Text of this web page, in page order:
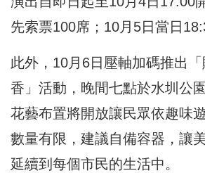
先索票100席；10月5日當日
此外，10月6日壓軸加碼推出
香」活動，晚間七點於水圳公
花藝布置將開放讓民眾依趣味
數量有限，建議自備容器，讓
延續到每個市民的生活中。